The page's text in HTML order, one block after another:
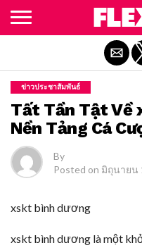
ข่าวประชาสัมพันธ์
Tất Tần Tật Về
Nền Tảng Cá
By
Posted on มิถุนายน
xskt bình dương
xskt bình dương là một
Exit